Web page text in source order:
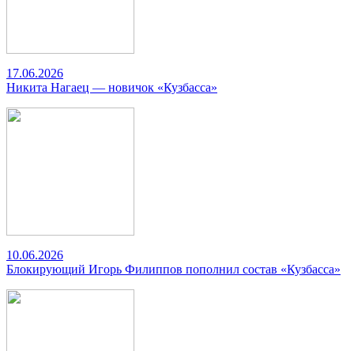
17.06.2026
Никита Нагаец — новичок «Кузбасса»
10.06.2026
Блокирующий Игорь Филиппов пополнил состав «Кузбасса»